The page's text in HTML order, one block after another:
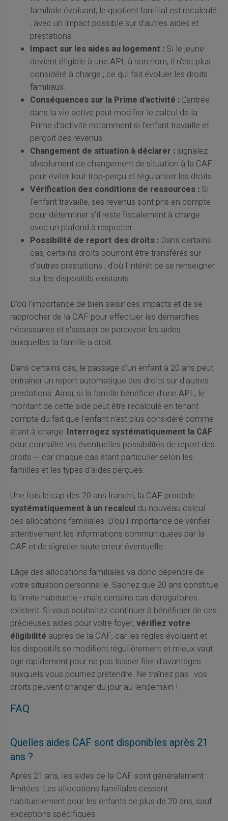
familiale évoluant, le quotient familial est recalculé
; avec un impact possible sur d'autres aides et
prestations.
Impact sur les aides au logement : Si le jeune
devient éligible à une APL à son nom, il n'est plus
considéré à charge ; ce qui fait évoluer les droits
familiaux.
Conséquences sur la Prime d'activité : L'entrée
dans la vie active peut modifier le calcul de la
Prime d'activité notamment si l'enfant travaille et
perçoit des revenus.
Changement de situation à déclarer : signalez
absolument ce changement de situation à la CAF
pour éviter tout trop-perçu et régulariser les droits.
Vérification des conditions de ressources : Si
l'enfant travaille, ses revenus sont pris en compte
pour déterminer s'il reste fiscalement à charge
avec un plafond à respecter.
Possibilité de report des droits : Dans certains
cas, certains droits pourront être transférés sur
d'autres prestations ; d'où l'intérêt de se renseigner
sur les dispositifs existants.
D'où l'importance de bien saisir ces impacts et de se
rapprocher de la CAF pour effectuer les démarches
nécessaires et s'assurer de percevoir les aides
auxquelles la famille a droit.
Dans certains cas, le passage d'un enfant à 20 ans peut
entraîner un report automatique des droits sur d'autres
prestations. Ainsi, si la famille bénéficie d'une APL, le
montant de cette aide peut être recalculé en tenant
compte du fait que l'enfant n'est plus considéré comme
étant à charge. Interrogez systématiquement la CAF
pour connaître les éventuelles possibilités de report des
droits — car chaque cas étant particulier selon les
familles et les types d'aides perçues.
Une fois le cap des 20 ans franchi, la CAF procède
systématiquement à un recalculdu nouveau calcul
des allocations familiales. D'où l'importance de vérifier
attentivement les informations communiquées par la
CAF et de signaler toute erreur éventuelle.
L'âge des allocations familiales va donc dépendre de
votre situation personnelle. Sachez que 20 ans constitue
la limite habituelle - mais certains cas dérogatoires
existent. Si vous souhaitez continuer à bénéficier de ces
précieuses aides pour votre foyer, vérifiez votre
éligibilité auprès de la CAF, car les règles évoluent et
les dispositifs se modifient régulièrement et mieux vaut
agir rapidement pour ne pas laisser filer d'avantages
auxquels vous pourriez prétendre. Ne traînez pas : vos
droits peuvent changer du jour au lendemain !
FAQ
Quelles aides CAF sont disponibles après 21
ans ?
Après 21 ans, les aides de la CAF sont généralement
limitées. Les allocations familiales cessent
habituellement pour les enfants de plus de 20 ans, sauf
exceptions spécifiques.